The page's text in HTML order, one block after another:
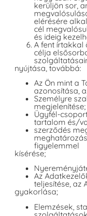
kerüljön sor,
elérésére
cél
és ideig
A fent írtakkal
célja
nyújtása, továbbá:
Az Ön mint a
azonosítása,
Személyre
megjelenítése;
Ügyfél-
tartalom és/
szerződés
figyelemmel
kísérése;
Az
teljesítése, az
gyakorlása;
Elemzések,